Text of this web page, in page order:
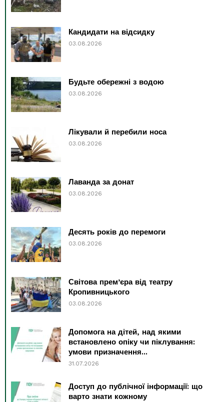
Кандидати на відсидку
03.08.2026
Будьте обережні з водою
03.08.2026
Лікували й перебили носа
03.08.2026
Лаванда за донат
03.08.2026
Десять років до перемоги
03.08.2026
Світова прем’єра від театру
Кропивницького
03.08.2026
Допомога на дітей, над якими
встановлено опіку чи піклування:
умови призначення...
31.07.2026
Доступ до публічної інформації: що
варто знати кожному